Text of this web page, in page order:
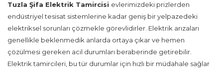
Tuzla Şifa Elektrik Tamircisi evlerimizdeki prizlerden
endüstriyel tesisat sistemlerine kadar geniş bir yelpazedeki
elektriksel sorunları çözmekle görevlidirler. Elektrik arızaları
genellikle beklenmedik anlarda ortaya çıkar ve hemen
çözülmesi gereken acil durumları beraberinde getirebilir.
Elektrik tamircileri, bu tür durumlar için hızlı bir müdahale sağlar